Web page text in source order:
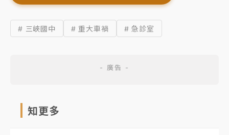
# 三峽國中 # 重大車禍 # 急診室
知更多